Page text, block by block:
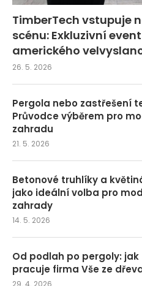
TimberTech vstupuje
scénu: Exkluzivní
amerického
26. 5. 2026
Pergola nebo zastřešení
Průvodce výběrem pro
zahradu
21. 5. 2026
Betonové truhlíky a
jako ideální volba pro
zahrady
14. 5. 2026
Od podlah po pergoly: jak
pracuje firma Vše ze
29. 4. 2026